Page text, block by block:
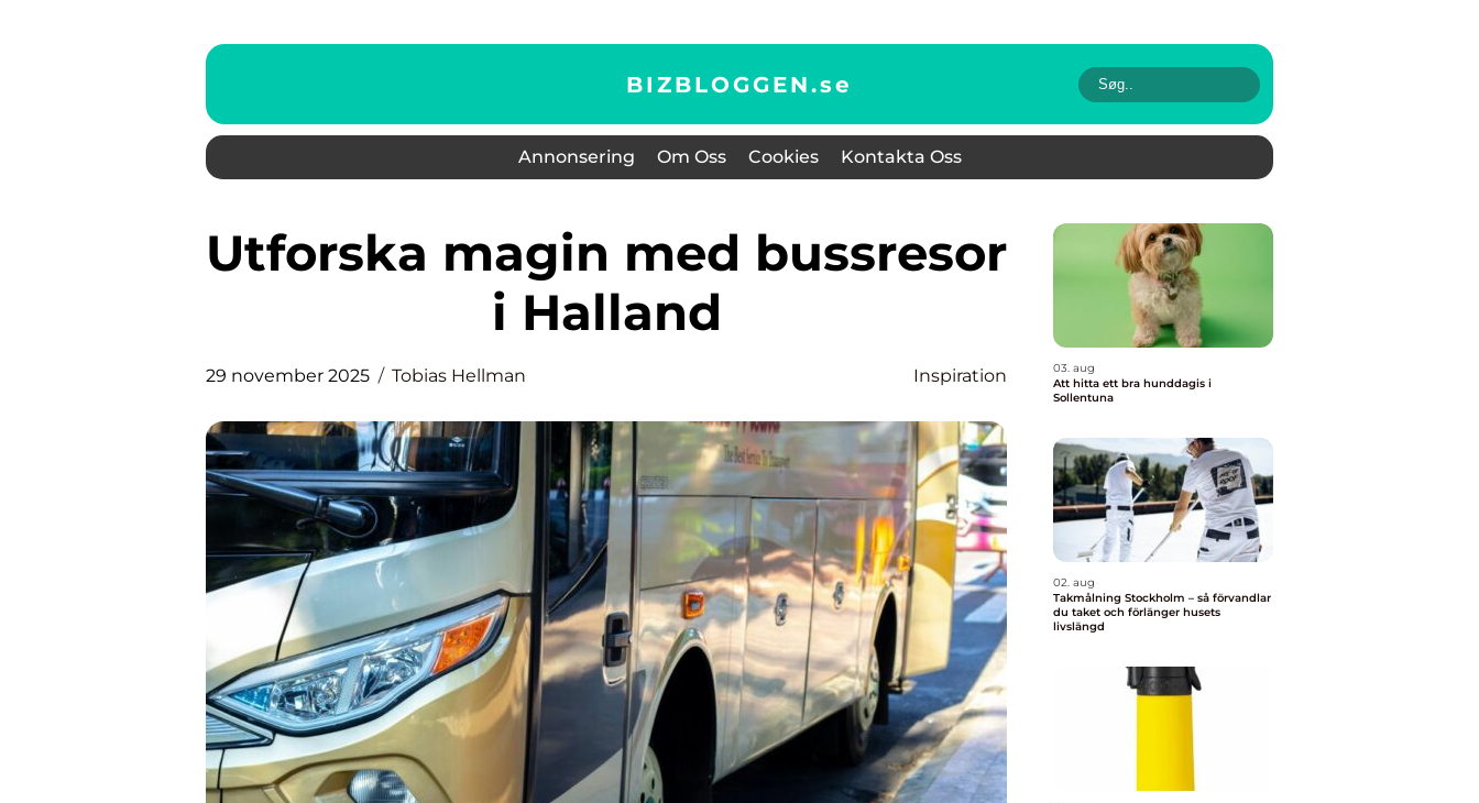
BIZBLOGGEN.se
Annonsering Om Oss Cookies Kontakta Oss
Utforska magin med bussresor
i Halland
29 november 2025 Tobias Hellman Inspiration
03. aug
Att hitta ett bra hunddagis i
Sollentuna
02. aug
Takmålning Stockholm – så förvandlar
du taket och förlänger husets
livslängd